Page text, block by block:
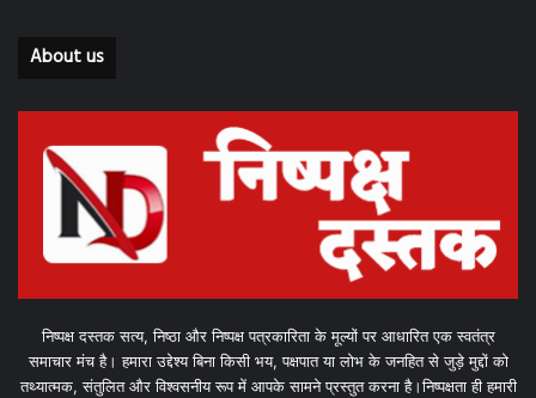
About us
निष्पक्ष दस्तक सत्य, निष्ठा और निष्पक्ष पत्रकारिता के मूल्यों पर आधारित एक स्वतंत्र
समाचार मंच है। हमारा उद्देश्य बिना किसी भय, पक्षपात या लोभ के जनहित से जुड़े मुद्दों को
तथ्यात्मक, संतुलित और विश्वसनीय रूप में आपके सामने प्रस्तुत करना है।निष्पक्षता ही हमारी